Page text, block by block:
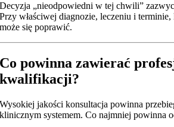
Decyzja „nieodpowiedni w tej chwili”
Przy właściwej diagnozie, leczeniu i
może się poprawić.
Co powinna zawierać
kwalifikacji?
Wysokiej jakości konsultacja powinna
klinicznym systemem. Co najmniej powinna